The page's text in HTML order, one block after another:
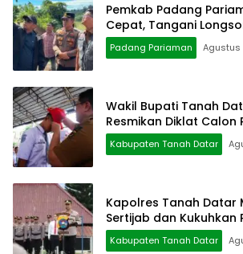
Pemkab Padang
Cepat, Tangani
Padang Pariaman Agustus
Wakil Bupati Tanah
Resmikan Diklat Calon
Kabupaten Tanah Datar
Kapolres Tanah Datar
Sertijab dan Kukuhkan
Kabupaten Tanah Datar